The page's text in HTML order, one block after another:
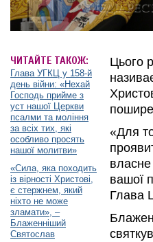
ЧИТАЙТЕ ТАКОЖ:
Глава УГКЦ у 158-й
день війни: «Нехай
Господь прийме з
уст нашої Церкви
псалми та моління
за всіх тих, які
особливо просять
нашої молитви»
«Сила, яка походить
із вірності Христові,
є стержнем, який
ніхто не може
зламати», –
Блаженніший
Святослав
Цього
«Для
власне
вашої
Глава